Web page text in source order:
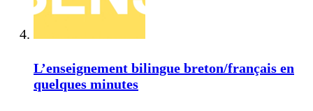
L’enseignement bilingue breton/français en
quelques minutes